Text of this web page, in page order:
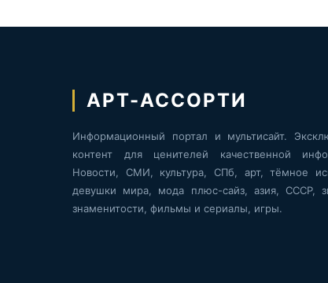
АРТ-АССОРТИ
Информационный портал и мультисайт.
контент для ценителей качественной
Новости, СМИ, культура, СПб, арт, тёмное
девушки мира, мода плюс-сайз, азия, СССР,
знаменитости, фильмы и сериалы, игры.